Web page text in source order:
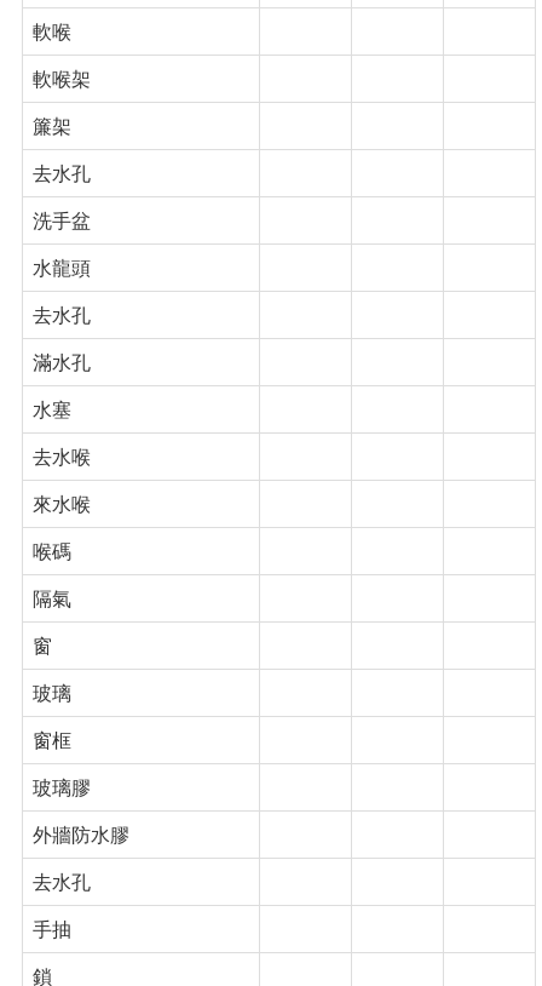
軟喉
軟喉架
簾架
去水孔
洗手盆
水龍頭
去水孔
滿水孔
水塞
去水喉
來水喉
喉碼
隔氣
窗
玻璃
窗框
玻璃膠
外牆防水膠
去水孔
手抽
鎖